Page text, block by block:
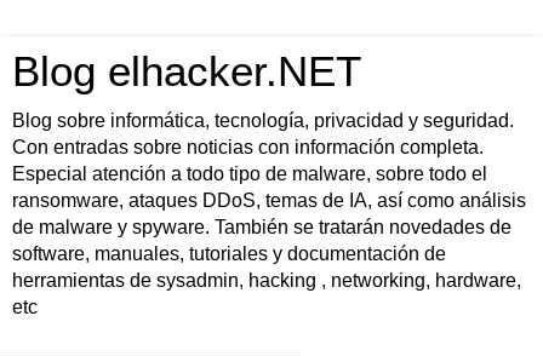
Blog elhacker.NET
Blog sobre informática, tecnología, privacidad y seguridad.
Con entradas sobre noticias con información completa.
Especial atención a todo tipo de malware, sobre todo el
ransomware, ataques DDoS, temas de IA, así como análisis
de malware y spyware. También se tratarán novedades de
software, manuales, tutoriales y documentación de
herramientas de sysadmin, hacking , networking, hardware,
etc